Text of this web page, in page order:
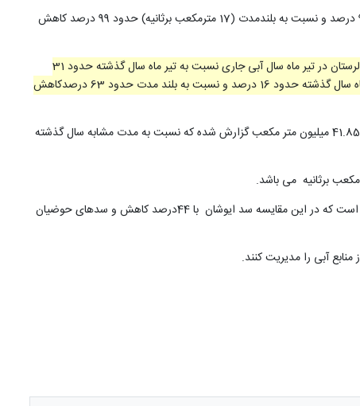
آبدهی رودخانه کشکان در محل پلدختر در تیر ماه سال جاری حدود 0.1 مترمکعب برثانیه بوده که نسبت به سال گذشته حدود (7.3 مترمکعب برثانیه) حدود 99 درصد و نسبت به بلندمدت (17 مترمکعب برثانیه) حدود 99 درصد کاهش
متوسط دبی اندازه گیری شده رودخانه های سرشاخه کارون بزرگ در استان لرستان در تیر ماه سال آبی جاری نسبت به تیر ماه سال گذشته حدود 31
درصد و نسبت به تیر ماه طول دوره آماری، حدود 65 درصدکاهش یافته است. میزان آبدهی رودخانه تیره در محل دورود در تیر ماه سال جاری نسبت به تیر ماه سال گذشته حدود 16 درصد و نسبت به بلند مدت حدود 63 درصدکاهش
مدیر عامل شرکت آب منطقه ای لرستان با بیان اینکه هم‌اکنون 20درصد از مخازن سدهای لرستان پر است، ادامه داد: حجم آب موجود در پشت سدهای استان 41.85 میلیون متر مکعب گزارش شده که نسبت به مدت مشابه سال گذشته
وی با اشاره به حجم مخازن سدهای استان بیان داشت: حجم کل مخزن سدهای مروک، ایوشان، تنگ هاله، خان‌آباد،کزنار و حوضیان 208.71 میلیون متر مکعب است که در این مقایسه سد ایوشان با 44درصد کاهش و سدهای حوضیان
آبی را مدیریت کنند.